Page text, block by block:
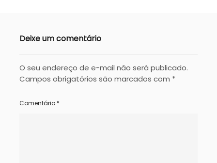
Deixe um comentário
O seu endereço de e-mail não será publicado.
Campos obrigatórios são marcados com *
Comentário *